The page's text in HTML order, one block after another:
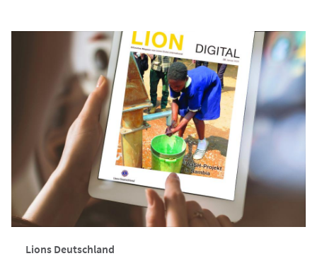
Lions Deutschland